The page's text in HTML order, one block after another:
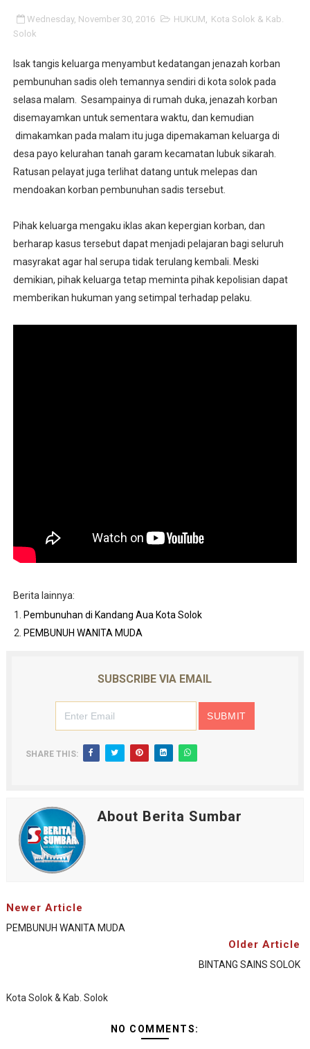
Bencana : Pohon Tumbang / Angin Puting Beliung /
Syarat dan Cara Daftar Kartu Prakerja Gelombang 22,
Penghargaan Perencanaan Pembangunan Terbaik II
Kota Pariaman Raih Opini WTP dari Kementerian
BANTUAN KUOTA KEMENDIKBUD CAIR HARI INI: CARA
KEMENKUMHAM SEGERA RENOVASI BLOK C LAPAS
RILIS HOAKS COVID-19 Tgl 10 September 2021
Baca Komik One Piece 1023 Bahasa Indo, Jadwal,
Sebelum Meninggal, Aming Sempat Beri Pesan
Wednesday, November 30, 2016 HUKUM
Kota Solok & Kab.
Solok
Isak tangis keluarga menyambut kedatangan jenazah korban
pembunuhan sadis oleh temannya sendiri di kota solok pada
selasa malam. Sesampainya di rumah duka, jenazah korban
disemayamkan untuk sementara waktu, dan kemudian
dimakamkan pada malam itu juga dipemakaman keluarga di
desa payo kelurahan tanah garam kecamatan lubuk sikarah.
Ratusan pelayat juga terlihat datang untuk melepas dan
mendoakan korban pembunuhan sadis tersebut.
Pihak keluarga mengaku iklas akan kepergian korban, dan
berharap kasus tersebut dapat menjadi pelajaran bagi seluruh
masyrakat agar hal serupa tidak terulang kembali. Meski
demikian, pihak keluarga tetap meminta pihak kepolisian dapat
memberikan hukuman yang setimpal terhadap pelaku.
Berita lainnya:
Pembunuhan di Kandang Aua Kota Solok
PEMBUNUH WANITA MUDA
SUBSCRIBE VIA EMAIL
SHARE THIS:
About Berita Sumbar
Newer Article
PEMBUNUH WANITA MUDA
Older Article
BINTANG SAINS SOLOK
Kota Solok & Kab. Solok
NO COMMENTS: